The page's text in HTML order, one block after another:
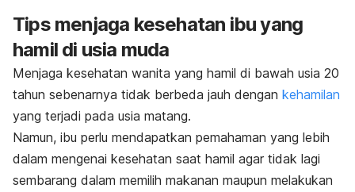
Tips menjaga kesehatan ibu yang
hamil di usia muda
Menjaga kesehatan wanita yang hamil di bawah usia 20
tahun sebenarnya tidak berbeda jauh dengan kehamilan
yang terjadi pada usia matang.
Namun, ibu perlu mendapatkan pemahaman yang lebih
dalam mengenai kesehatan saat hamil agar tidak lagi
sembarang dalam memilih makanan maupun melakukan